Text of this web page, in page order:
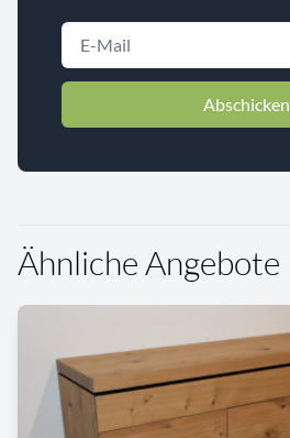
Abschicken
Ähnliche Angebote